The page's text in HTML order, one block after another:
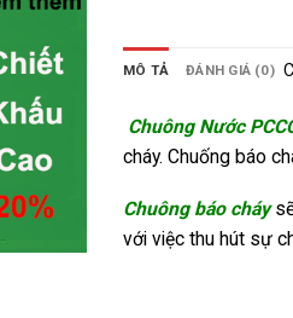
MÔ TẢ ĐÁNH GIÁ (0)
Chuông Nước
cháy. Chuống báo
Chuông báo cháy
với việc thu hút sự